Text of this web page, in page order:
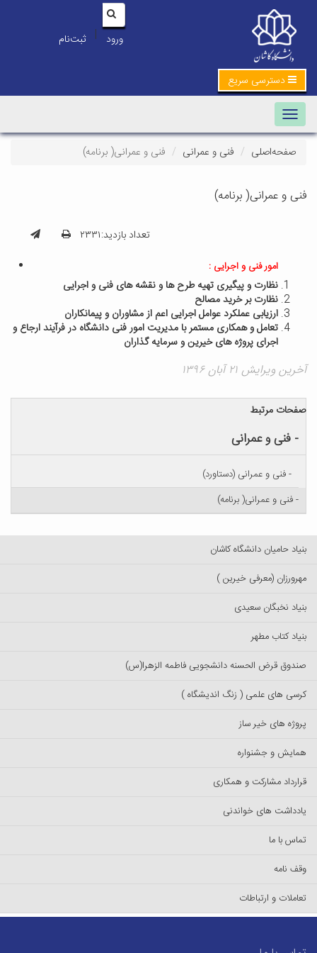
ورود | ثبت‌نام
دسترسی سریع
Toggle navigation
صفحه‌اصلی فنی و عمرانی فنی و عمرانی( برنامه)
فنی و عمرانی( برنامه)
تعداد بازدید:۲۳۳۱
امور فنی و اجرایی :
نظارت و پیگیری تهیه طرح ها و نقشه های فنی و اجرایی
نظارت بر خرید مصالح
ارزیابی عملکرد عوامل اجرایی اعم از مشاوران و پیمانکاران
تعامل و همکاری مستمر با مدیریت امور فنی دانشگاه در فرآیند ارجاع و
اجرای پروژه های خیرین و سرمایه گذاران
آخرین ویرایش ۲۱ آبان ۱۳۹۶
صفحات مرتبط
- فنی و عمرانی
- فنی و عمرانی (دستاورد)
- فنی و عمرانی( برنامه)
بنیاد حامیان دانشگاه کاشان
مهرورزان (معرفی خیرین )
بنیاد نخبگان سعیدی
بنیاد کتاب مطهر
صندوق قرض الحسنه دانشجویی فاطمه الزهرا(س)
کرسی های علمی ( زنگ اندیشگاه )
پروژه های خیر ساز
همایش و جشنواره
قرارداد مشارکت و همکاری
یادداشت های خواندنی
تماس با ما
وقف نامه
تعاملات و ارتباطات